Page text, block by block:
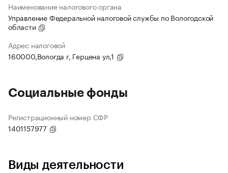
Наименование налогового органа
Управление Федеральной налоговой службы по Вологодской
области
Адрес налоговой
160000,Вологда г, Герцена ул,1
Социальные фонды
Регистрационный номер СФР
1401157977
Виды деятельности